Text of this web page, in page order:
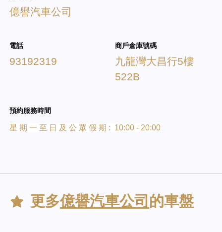
億譽汽車公司
電話
93192319
商戶倉庫號碼
九龍灣大昌行5樓
522B
預約服務時間
星 期 一 至 日 及 公 眾 假 期 : 10:00 - 20:00
更多億譽汽車公司 的車盤